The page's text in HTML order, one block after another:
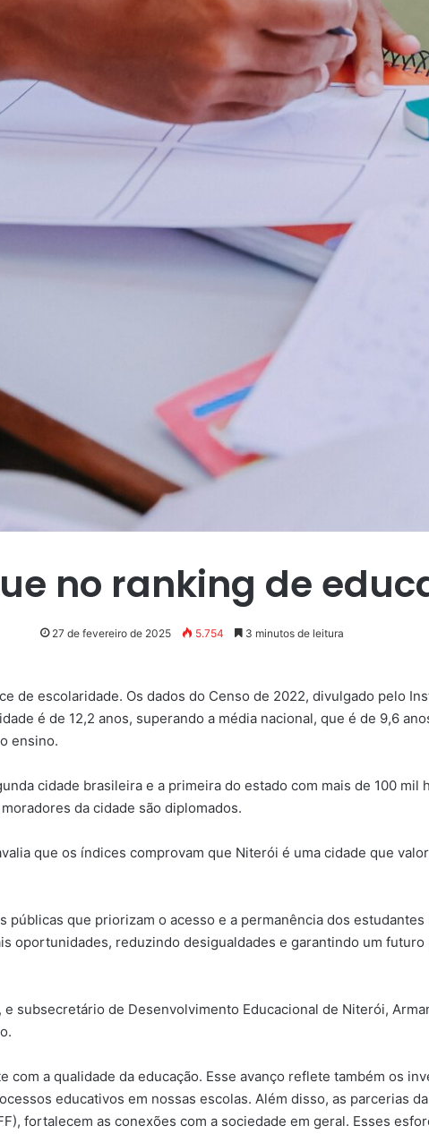
no ranking de
27 de fevereiro de 2025 5.754 3 minutos de leitura
de escolaridade. Os dados do Censo de 2022, divulgado pelo
é de 12,2 anos, superando a média nacional, que é de 9,6
ensino.
cidade brasileira e a primeira do estado com mais de 100 mil
da cidade são diplomados.
que os índices comprovam que Niterói é uma cidade que
públicas que priorizam o acesso e a permanência dos
oportunidades, reduzindo desigualdades e garantindo um futuro
subsecretário de Desenvolvimento Educacional de Niterói,
com a qualidade da educação. Esse avanço reflete também os
educativos em nossas escolas. Além disso, as parcerias
fortalecem as conexões com a sociedade em geral. Esses